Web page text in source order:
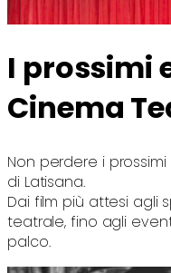
I prossimi
Cinema
Non perdere i
di Latisana.
Dai film più attesi agli
teatrale, fino agli
palco.